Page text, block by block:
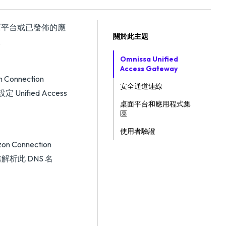
台或已發佈的應
Connection
定 Unified Access
Connection
析此 DNS 名
關於此主題
Omnissa Unified
Access Gateway
安全通道連線
桌面平台和應用程式集
區
使用者驗證